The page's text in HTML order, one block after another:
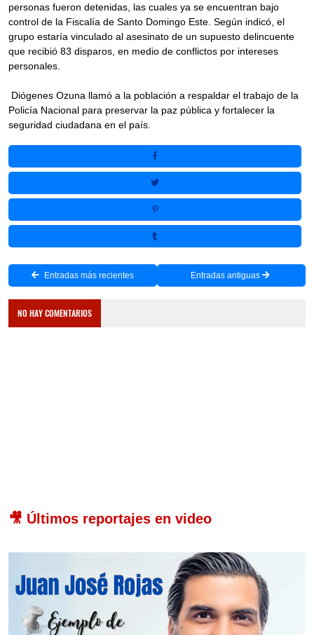
personas fueron detenidas, las cuales ya se encuentran bajo
control de la Fiscalía de Santo Domingo Este. Según indicó, el
grupo estaría vinculado al asesinato de un supuesto delincuente
que recibió 83 disparos, en medio de conflictos por intereses
personales.
Diógenes Ozuna llamó a la población a respaldar el trabajo de la
Policía Nacional para preservar la paz pública y fortalecer la
seguridad ciudadana en el país.
Entradas más recientes Entradas antiguas
NO HAY COMENTARIOS
🎥 Últimos reportajes en video